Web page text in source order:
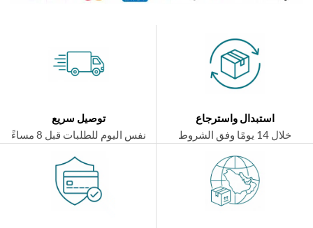
استبدال واسترجاع
توصيل سريع
نفس اليوم للطلبات قبل 8 مساءً